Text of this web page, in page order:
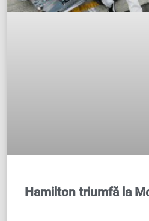
Hamilton triumfă la